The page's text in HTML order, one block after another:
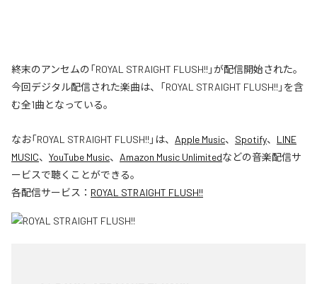
終末のアンセムの「ROYAL STRAIGHT FLUSH!!」が配信開始された。
今回デジタル配信された楽曲は、「ROYAL STRAIGHT FLUSH!!」を含
む全1曲となっている。
なお「ROYAL STRAIGHT FLUSH!! 」は、 Apple Music、 Spotify、 LINE
MUSIC、 YouTube Music、 Amazon Music Unlimitedなどの音楽配信サ
ービスで聴くことができる。
各配信サービス： ROYAL STRAIGHT FLUSH!!